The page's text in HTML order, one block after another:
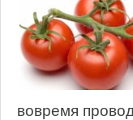
вовремя